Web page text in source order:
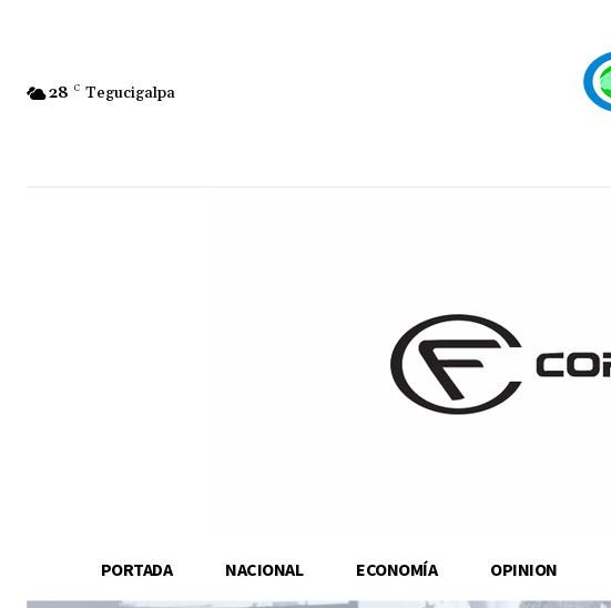
28 C Tegucigalpa
PORTADA NACIONAL ECONOMÍA OPINION